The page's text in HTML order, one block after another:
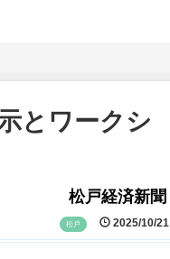
とワークシ
松戸経済新聞
松戸 2025/10/21